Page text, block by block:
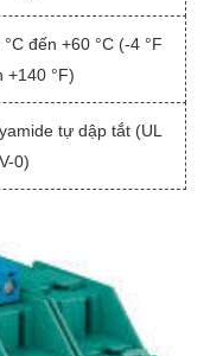
đến +60 °C (-4 °F
+140 °F)
tự dập tắt (UL
0)